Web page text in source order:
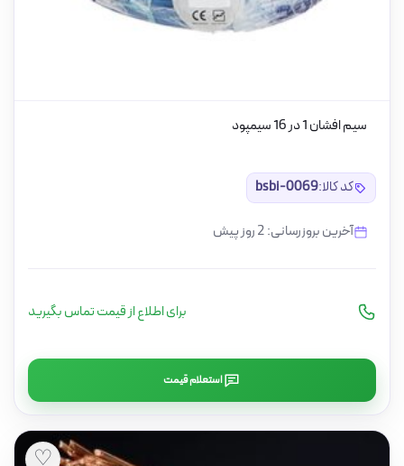
سیم افشان 1 در 16 سیمپود
کد کالا:bsbi-0069
آخرین بروزرسانی: 2 روز پیش
برای اطلاع از قیمت تماس بگیرید
استعلام قیمت